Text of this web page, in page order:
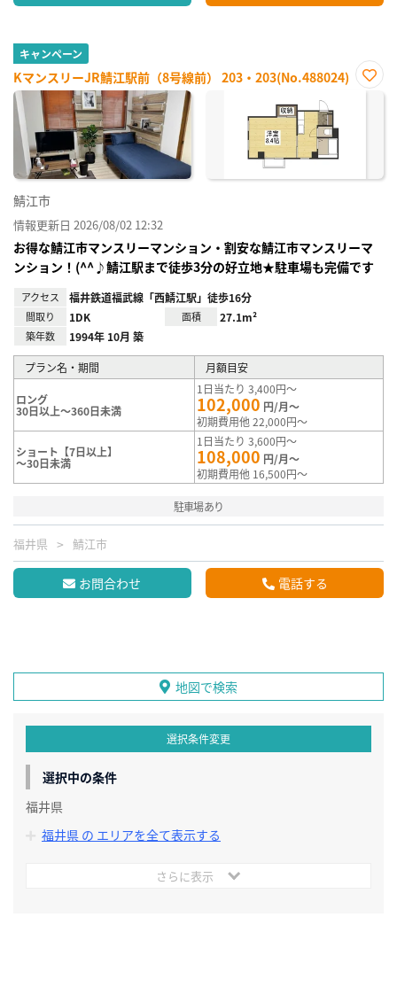
キャンペーン
KマンスリーJR鯖江駅前（8号線前） 203・203(No.488024)
お気
鯖江市
情報更新日 2026/08/02 12:32
お得な鯖江市マンスリーマンション・割安な鯖江市マンスリーマ
ンション！(^^♪鯖江駅まで徒歩3分の好立地★駐車場も完備です
アクセス 福井鉄道福武線「西鯖江駅」徒歩16分
間取り 1DK 面積 27.1m²
築年数 1994年 10月 築
プラン名・期間 月額目安
ロング
30日以上～360日未満
1日当たり 3,400円～
102,000 円/月～
初期費用他 22,000円～
ショート【7日以上】
～30日未満
1日当たり 3,600円～
108,000 円/月～
初期費用他 16,500円～
駐車場あり
福井県 鯖江市
お問合わせ 電話する
地図で検索
選択条件変更
選択中の条件
福井県
福井県 の エリアを全て表示する
さらに表示